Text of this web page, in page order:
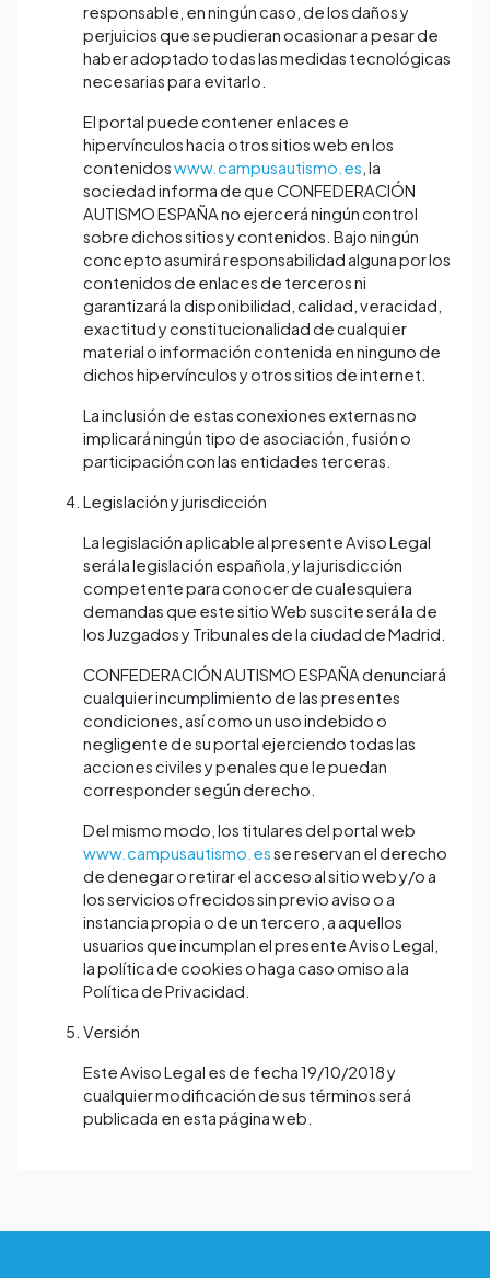
responsable, en ningún caso, de los daños y
perjuicios que se pudieran ocasionar a pesar de
haber adoptado todas las medidas tecnológicas
necesarias para evitarlo.
El portal puede contener enlaces e
hipervínculos hacia otros sitios web en los
contenidoswww.campusautismo.es , la
sociedad informa de que CONFEDERACIÓN
AUTISMO ESPAÑA no ejercerá ningún control
sobre dichos sitios y contenidos. Bajo ningún
concepto asumirá responsabilidad alguna por los
contenidos de enlaces de terceros ni
garantizará la disponibilidad, calidad, veracidad,
exactitud y constitucionalidad de cualquier
material o información contenida en ninguno de
dichos hipervínculos y otros sitios de internet.
La inclusión de estas conexiones externas no
implicará ningún tipo de asociación, fusión o
participación con las entidades terceras.
Legislación y jurisdicción
La legislación aplicable al presente Aviso Legal
será la legislación española, y la jurisdicción
competente para conocer de cualesquiera
demandas que este sitio Web suscite será la de
los Juzgados y Tribunales de la ciudad de Madrid.
CONFEDERACIÓN AUTISMO ESPAÑA denunciará
cualquier incumplimiento de las presentes
condiciones, así como un uso indebido o
negligente de su portal ejerciendo todas las
acciones civiles y penales que le puedan
corresponder según derecho.
Del mismo modo, los titulares del portal web
www.campusautismo.esse reservan el derecho
de denegar o retirar el acceso al sitio web y/o a
los servicios ofrecidos sin previo aviso o a
instancia propia o de un tercero, a aquellos
usuarios que incumplan el presente Aviso Legal,
la política de cookies o haga caso omiso a la
Política de Privacidad.
Versión
Este Aviso Legal es de fecha 19/10/2018 y
cualquier modificación de sus términos será
publicada en esta página web.